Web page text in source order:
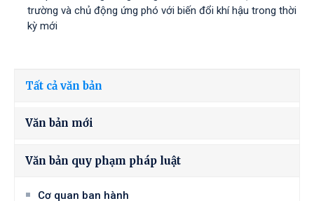
trường và chủ động ứng phó với biến đổi khí hậu trong thời
kỳ mới
Tất cả văn bản
Văn bản mới
Văn bản quy phạm pháp luật
Cơ quan ban hành